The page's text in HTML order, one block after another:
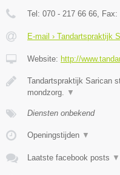
Tel: 070 - 217 66 66, Fax:
E-mail › Tandartspraktijk
Website: http://
Tandartspraktijk Sarican
mondzorg. ▼
Diensten onbekend
Openingstijden ▼
Laatste facebook posts ▼